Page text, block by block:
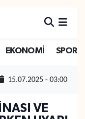
EKONOMİ SPOR
15.07.2025 - 03:00
VE